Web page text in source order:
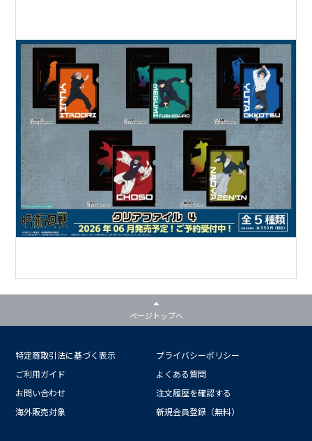
ページトップへ
特定商取引法に基づく表示
プライバシーポリシー
ご利用ガイド
よくある質問
お問い合わせ
注文履歴を確認する
海外販売対象
新規会員登録（無料）